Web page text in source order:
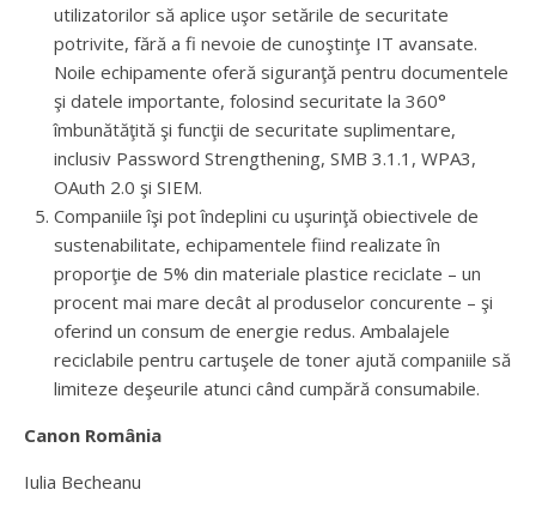
utilizatorilor să aplice uşor setările de securitate
potrivite, fără a fi nevoie de cunoştinţe IT avansate.
Noile echipamente oferă siguranţă pentru documentele
şi datele importante, folosind securitate la 360°
îmbunătăţită şi funcţii de securitate suplimentare,
inclusiv Password Strengthening, SMB 3.1.1, WPA3,
OAuth 2.0 şi SIEM.
Companiile îşi pot îndeplini cu uşurinţă obiectivele de
sustenabilitate, echipamentele fiind realizate în
proporţie de 5% din materiale plastice reciclate – un
procent mai mare decât al produselor concurente – şi
oferind un consum de energie redus. Ambalajele
reciclabile pentru cartuşele de toner ajută companiile să
limiteze deşeurile atunci când cumpără consumabile.
Canon România
Iulia Becheanu